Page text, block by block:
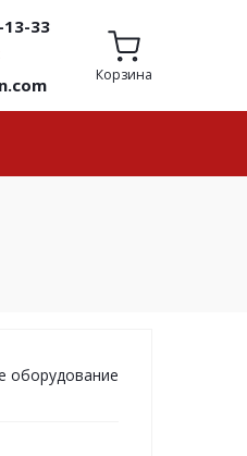
13-33
Корзина
оборудование